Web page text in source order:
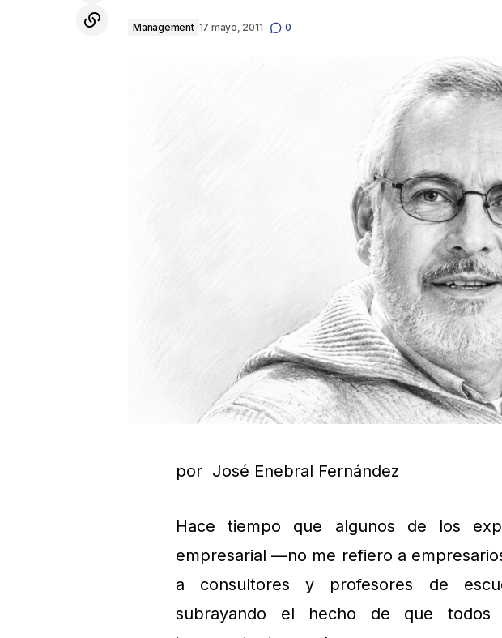
Management 17 mayo, 2011 0
por José Enebral Fernández
Hace tiempo que algunos de los
empresarial —no me refiero a
a consultores y profesores de
subrayando el hecho de que todos